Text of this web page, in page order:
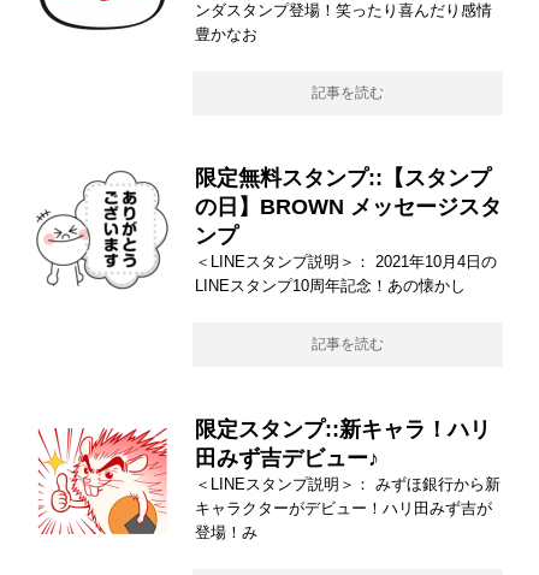
ンダスタンプ登場！笑ったり喜んだり感情
豊かなお
記事を読む
限定無料スタンプ::【スタンプ
の日】BROWN メッセージスタ
ンプ
＜LINEスタンプ説明＞： 2021年10月4日の
LINEスタンプ10周年記念！あの懐かし
記事を読む
限定スタンプ::新キャラ！ハリ
田みず吉デビュー♪
＜LINEスタンプ説明＞： みずほ銀行から新
キャラクターがデビュー！ハリ田みず吉が
登場！み